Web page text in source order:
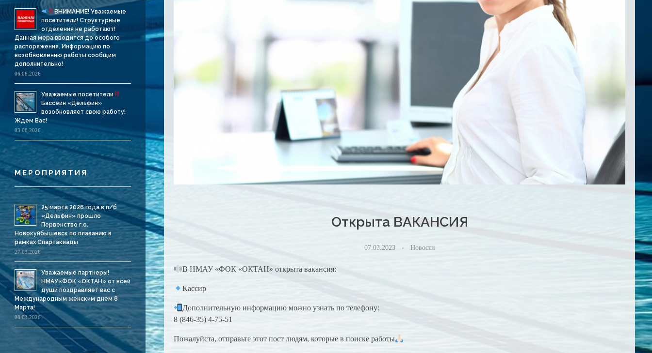
Открыта ВАКАНСИЯ
07.03.2023 Новости
В НМАУ «ФОК «ОКТАН» открыта вакансия:
Кассир
Дополнительную информацию можно узнать по телефону:
8 (846-35) 4-75-51
Пожалуйста, отправьте этот пост людям, которые в поиске работы
ВНИМАНИЕ! Уважаемые
посетители! Структурные
отделения не работают!
Данная мера вводится до особого
распоряжения. Информацию по
возобновлению работы сообщим
дополнительно!
06.08.2026
Уважаемые посетители
Бассейн «Дельфин»
возобновляет свою работу!
Ждем Вас!
03.08.2026
МЕРОПРИЯТИЯ
25 марта 2026 года в п/б
«Дельфин» прошло
Первенство г.о.
Новокуйбышевск по плаванию в
рамках Спартакиады
27.03.2026
Уважаемые партнеры!
НМАУ«ФОК «ОКТАН» от всей
души поздравляет вас с
Международным женским днем 8
Марта!
08.03.2026